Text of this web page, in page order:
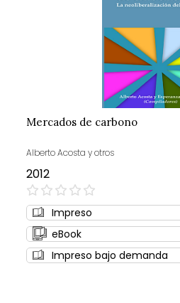
Mercados de carbono
Alberto Acosta y otros
2012
0%
Impreso
eBook
Impreso bajo demanda